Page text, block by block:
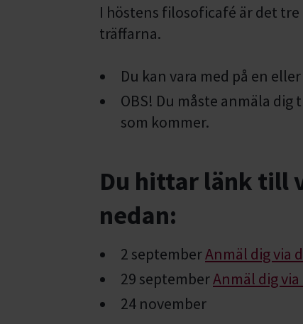
I höstens filosoficafé är det
träffarna.
Du kan vara med på en
OBS! Du måste anmäla
som kommer.
Du hittar länk till
nedan:
2 septemberAnmäl dig via
29 septemberAnmäl dig
24 november